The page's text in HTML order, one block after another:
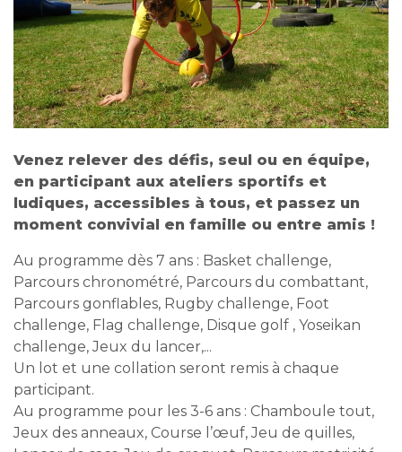
Venez relever des défis, seul ou en équipe,
en participant aux ateliers sportifs et
ludiques, accessibles à tous, et passez un
moment convivial en famille ou entre amis !
Au programme dès 7 ans : Basket challenge,
Parcours chronométré, Parcours du combattant,
Parcours gonflables, Rugby challenge, Foot
challenge, Flag challenge, Disque golf , Yoseikan
challenge, Jeux du lancer,...
Un lot et une collation seront remis à chaque
participant.
Au programme pour les 3-6 ans : Chamboule tout,
Jeux des anneaux, Course l’œuf, Jeu de quilles,